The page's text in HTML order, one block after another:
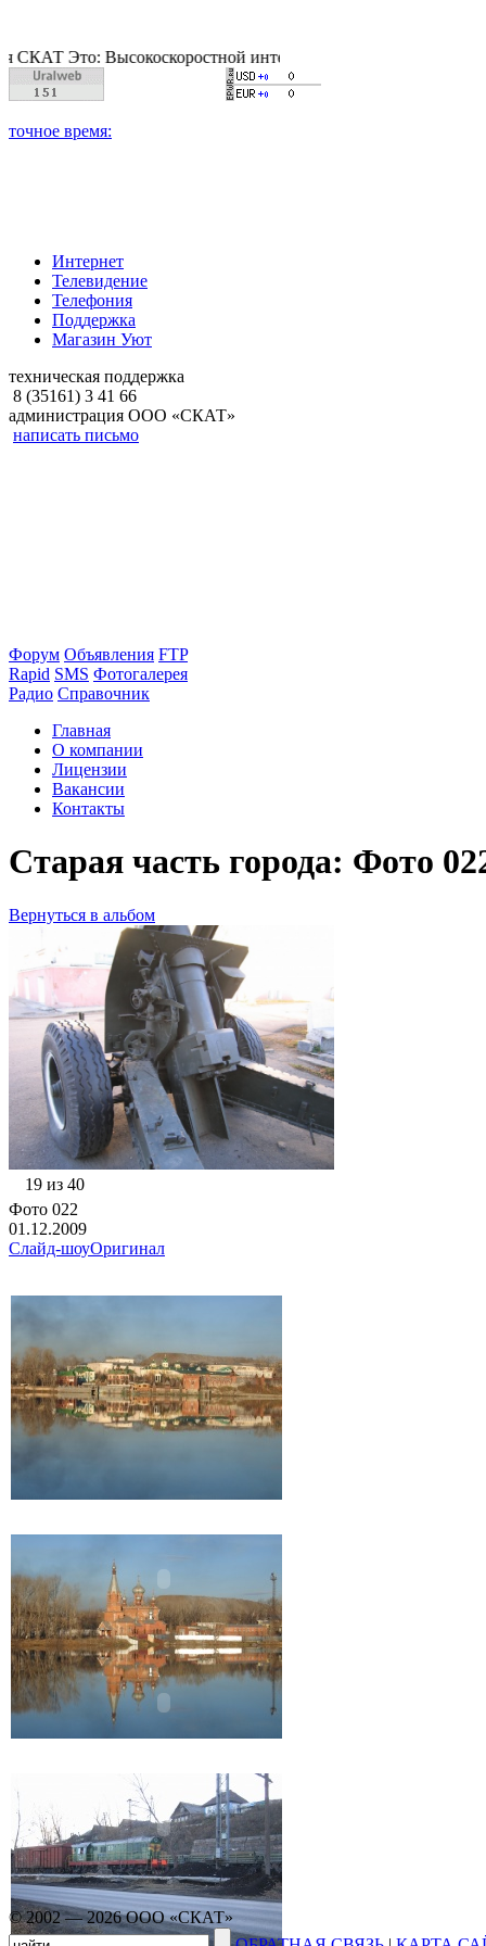
Высокоскоростной интернет, качественное цифровое и
Интернет
Телевидение
Телефония
Поддержка
Магазин Уют
техническая поддержка
8 (35161) 3 41 66
администрация ООО «СКАТ»
написать письмо
Форум Объявления FTP
Rapid SMS Фотогалерея
Радио Справочник
Главная
О компании
Лицензии
Вакансии
Контакты
Старая часть города: Фото
Вернуться в альбом
19 из 40
Фото 022
01.12.2009
Слайд-шоуОригинал
© 2002 — 2026 ООО «СКАТ»